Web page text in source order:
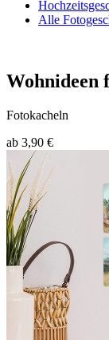
Alle
Wohnideen
Fotokacheln
ab 3,90 €